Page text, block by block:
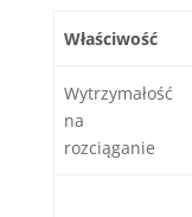
Właściwość
Wytrzymałość
na
rozciąganie